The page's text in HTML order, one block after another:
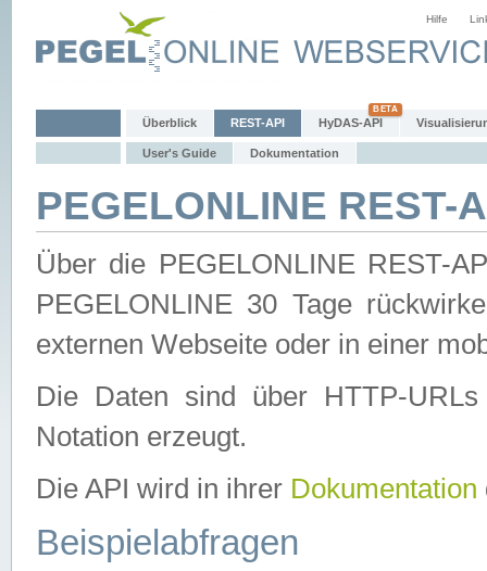
Hilfe
Überblick REST-API HyDAS-API
User's Guide Dokumentation
PEGELONLINE REST-
Über die PEGELONLINE REST-
PEGELONLINE 30 Tage
externen Webseite oder in einer
Die Daten sind über HTTP-
Notation erzeugt.
Die API wird in ihrer Dokumentation
Beispielabfragen